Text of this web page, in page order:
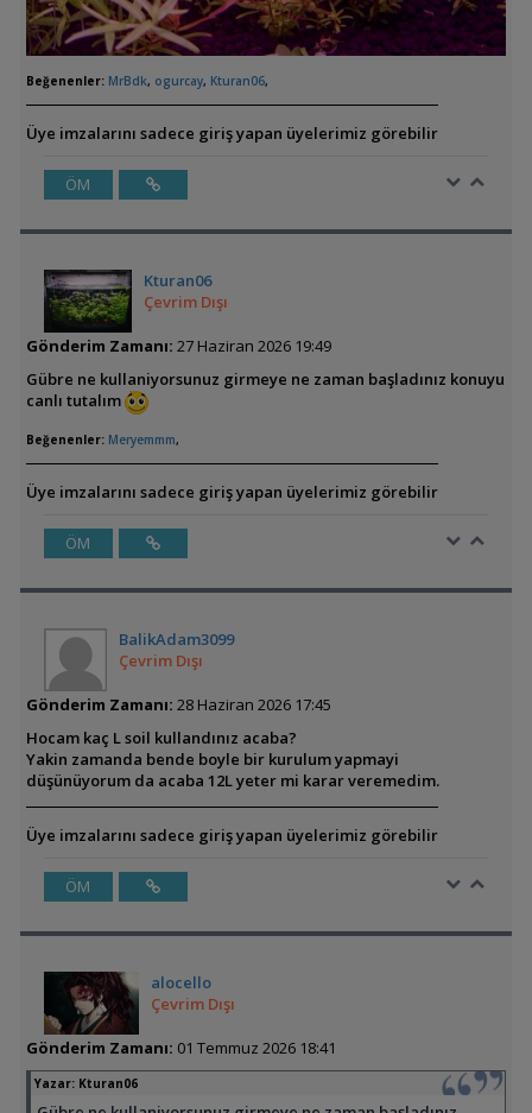
Beğenenler: MrBdk, ogurcay, Kturan06,
Üye imzalarını sadece giriş yapan üyelerimiz görebilir
ÖM
Kturan06
Çevrim Dışı
Gönderim Zamanı: 27 Haziran 2026 19:49
Gübre ne kullaniyorsunuz girmeye ne zaman başladınız konuyu
canlı tutalım
Beğenenler: Meryemmm,
Üye imzalarını sadece giriş yapan üyelerimiz görebilir
ÖM
BalikAdam3099
Çevrim Dışı
Gönderim Zamanı: 28 Haziran 2026 17:45
Hocam kaç L soil kullandınız acaba?
Yakin zamanda bende boyle bir kurulum yapmayi
düşünüyorum da acaba 12L yeter mi karar veremedim.
Üye imzalarını sadece giriş yapan üyelerimiz görebilir
ÖM
alocello
Çevrim Dışı
Gönderim Zamanı: 01 Temmuz 2026 18:41
Yazar: Kturan06